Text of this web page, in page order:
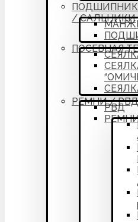
/ САЛЬНИКИ
ПОСЕВНАЯ
РЕМНИ / РВД
РВД